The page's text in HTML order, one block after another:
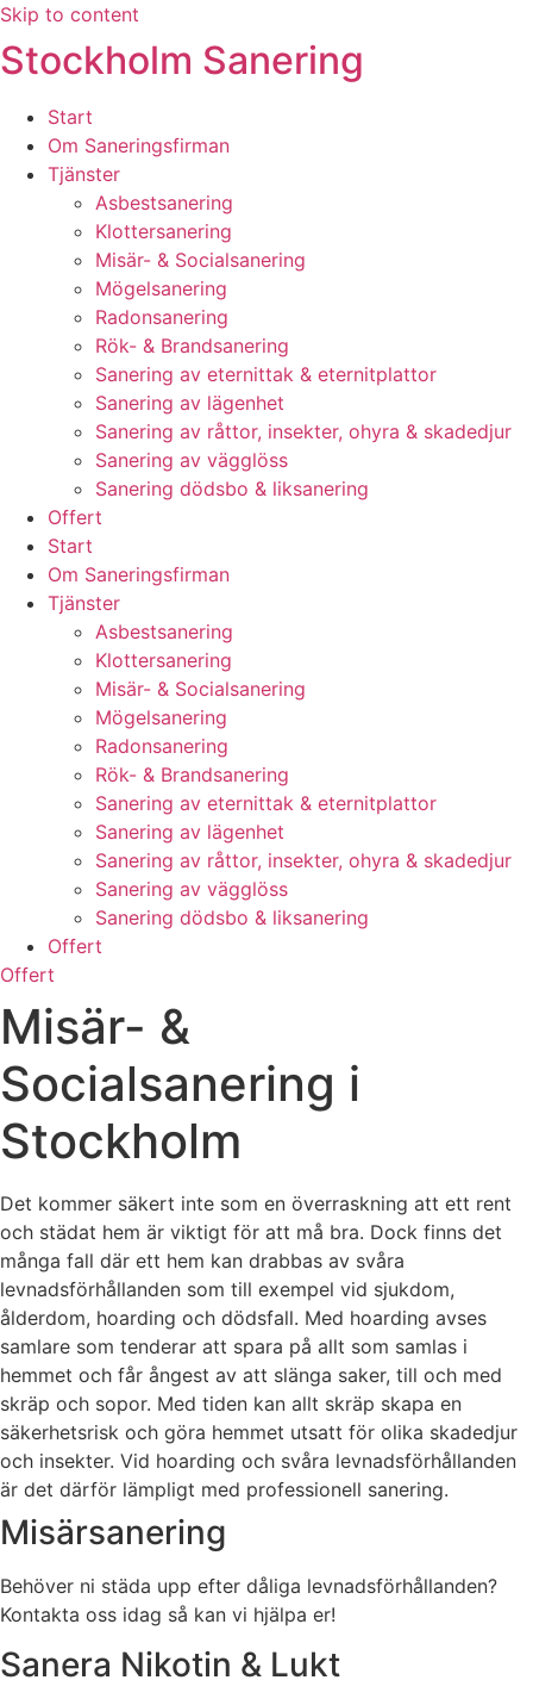
Skip to content
Stockholm Sanering
Start
Om Saneringsfirman
Tjänster
Asbestsanering
Klottersanering
Misär- & Socialsanering
Mögelsanering
Radonsanering
Rök- & Brandsanering
Sanering av eternittak & eternitplattor
Sanering av lägenhet
Sanering av råttor, insekter, ohyra & skadedjur
Sanering av vägglöss
Sanering dödsbo & liksanering
Offert
Start
Om Saneringsfirman
Tjänster
Asbestsanering
Klottersanering
Misär- & Socialsanering
Mögelsanering
Radonsanering
Rök- & Brandsanering
Sanering av eternittak & eternitplattor
Sanering av lägenhet
Sanering av råttor, insekter, ohyra & skadedjur
Sanering av vägglöss
Sanering dödsbo & liksanering
Offert
Offert
Misär- &
Socialsanering i
Stockholm
Det kommer säkert inte som en överraskning att ett rent
och städat hem är viktigt för att må bra. Dock finns det
många fall där ett hem kan drabbas av svåra
levnadsförhållanden som till exempel vid sjukdom,
ålderdom, hoarding och dödsfall. Med hoarding avses
samlare som tenderar att spara på allt som samlas i
hemmet och får ångest av att slänga saker, till och med
skräp och sopor. Med tiden kan allt skräp skapa en
säkerhetsrisk och göra hemmet utsatt för olika skadedjur
och insekter. Vid hoarding och svåra levnadsförhållanden
är det därför lämpligt med professionell sanering.
Misärsanering
Behöver ni städa upp efter dåliga levnadsförhållanden?
Kontakta oss idag så kan vi hjälpa er!
Sanera Nikotin & Lukt